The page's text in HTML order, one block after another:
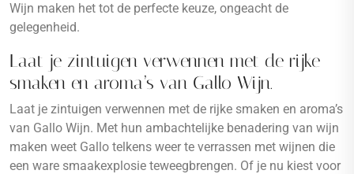
Wijn maken het tot de perfecte keuze, ongeacht de
gelegenheid.
Laat je zintuigen verwennen met de rijke
smaken en aroma’s van Gallo Wijn.
Laat je zintuigen verwennen met de rijke smaken en aroma’s
van Gallo Wijn. Met hun ambachtelijke benadering van wijn
maken weet Gallo telkens weer te verrassen met wijnen die
een ware smaakexplosie teweegbrengen. Of je nu kiest voor